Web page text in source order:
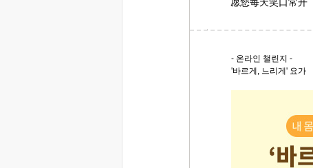
- 온라인 챌린지 -
'바르게, 느리게' 요가